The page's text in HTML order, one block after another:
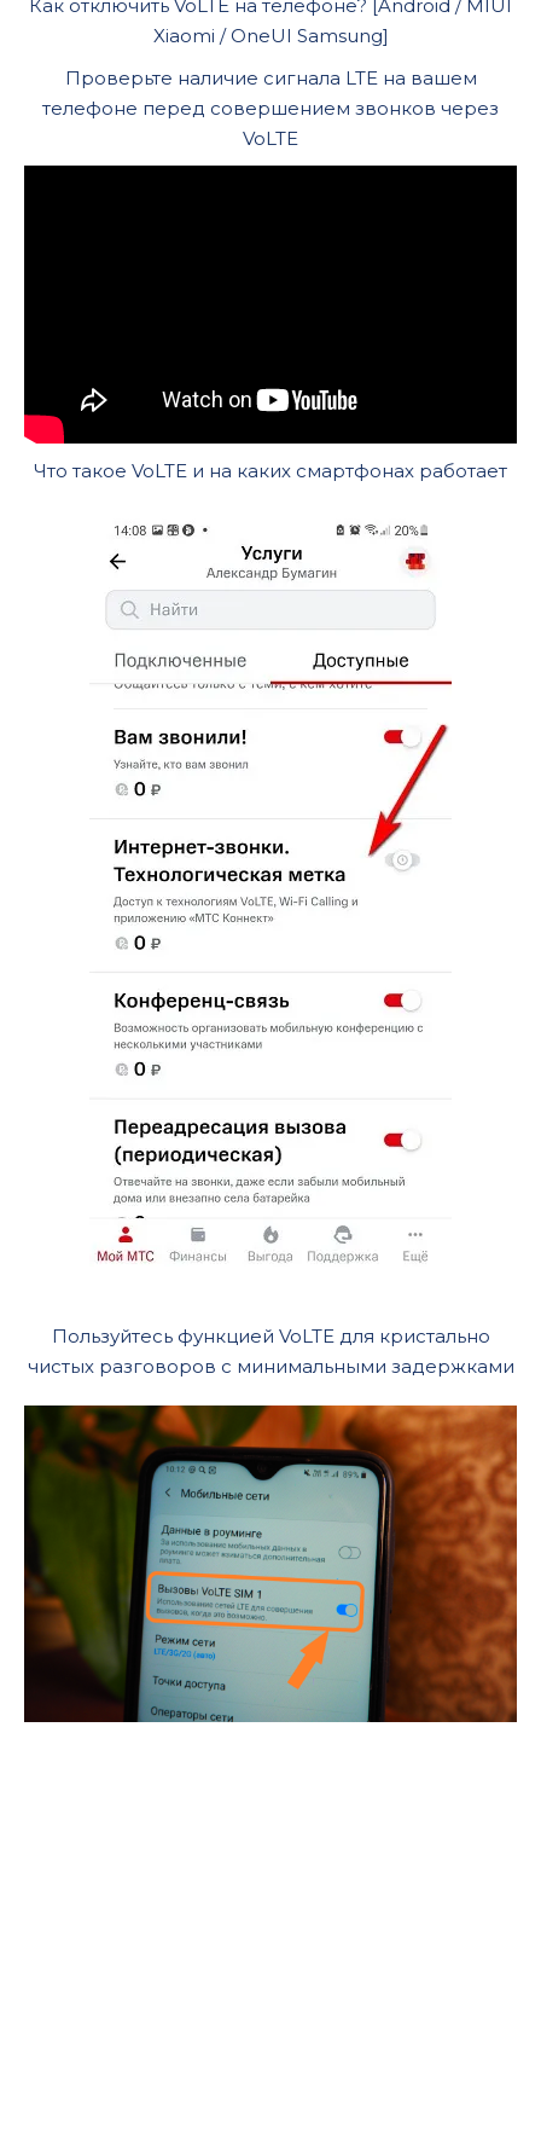
Как отключить VoLTE на телефоне? [Android / MIUI
Xiaomi / OneUI Samsung]
Проверьте наличие сигнала LTE на вашем
телефоне перед совершением звонков через
VoLTE
Что такое VoLTE и на каких смартфонах работает
Пользуйтесь функцией VoLTE для кристально
чистых разговоров с минимальными задержками